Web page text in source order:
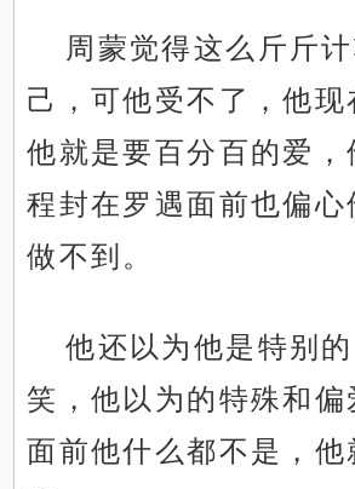
周蒙觉得这么斤斤
己，可他受不了，他现
他就是要百分百的爱，
程封在罗遇面前也偏心
做不到。
他还以为他是特别
笑，他以为的特殊和偏
面前他什么都不是，他